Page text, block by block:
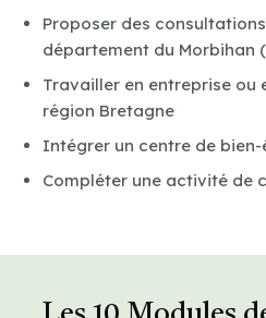
Proposer des
département du Morbihan
Travailler en entreprise ou
région Bretagne
Intégrer un centre de bien-
Compléter une activité de